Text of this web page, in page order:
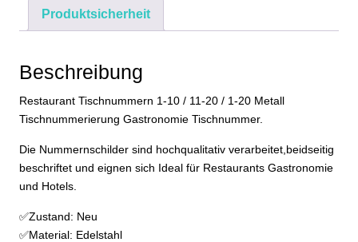
Tischnummerierung
Gastronomie
Menge
Produktsicherheit
Beschreibung
Restaurant Tischnummern 1-10 / 11-20 / 1-20 Metall
Tischnummerierung Gastronomie Tischnummer.
Die Nummernschilder sind hochqualitativ verarbeitet,beidseitig
beschriftet und eignen sich Ideal für Restaurants Gastronomie
und Hotels.
✅Zustand: Neu
✅Material: Edelstahl